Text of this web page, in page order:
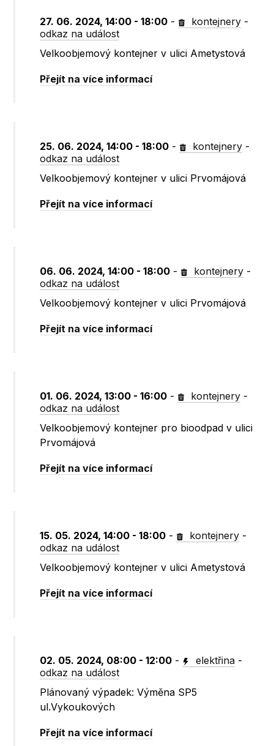
27. 06. 2024, 14:00 - 18:00 - kontejnery -
odkaz na událost
Velkoobjemový kontejner v ulici Ametystová
Přejít na více informací
25. 06. 2024, 14:00 - 18:00 - kontejnery -
odkaz na událost
Velkoobjemový kontejner v ulici Prvomájová
Přejít na více informací
06. 06. 2024, 14:00 - 18:00 - kontejnery -
odkaz na událost
Velkoobjemový kontejner v ulici Prvomájová
Přejít na více informací
01. 06. 2024, 13:00 - 16:00 - kontejnery -
odkaz na událost
Velkoobjemový kontejner pro bioodpad v ulici
Prvomájová
Přejít na více informací
15. 05. 2024, 14:00 - 18:00 - kontejnery -
odkaz na událost
Velkoobjemový kontejner v ulici Ametystová
Přejít na více informací
02. 05. 2024, 08:00 - 12:00 - elektřina -
odkaz na událost
Plánovaný výpadek: Výměna SP5
ul.Vykoukových
Přejít na více informací